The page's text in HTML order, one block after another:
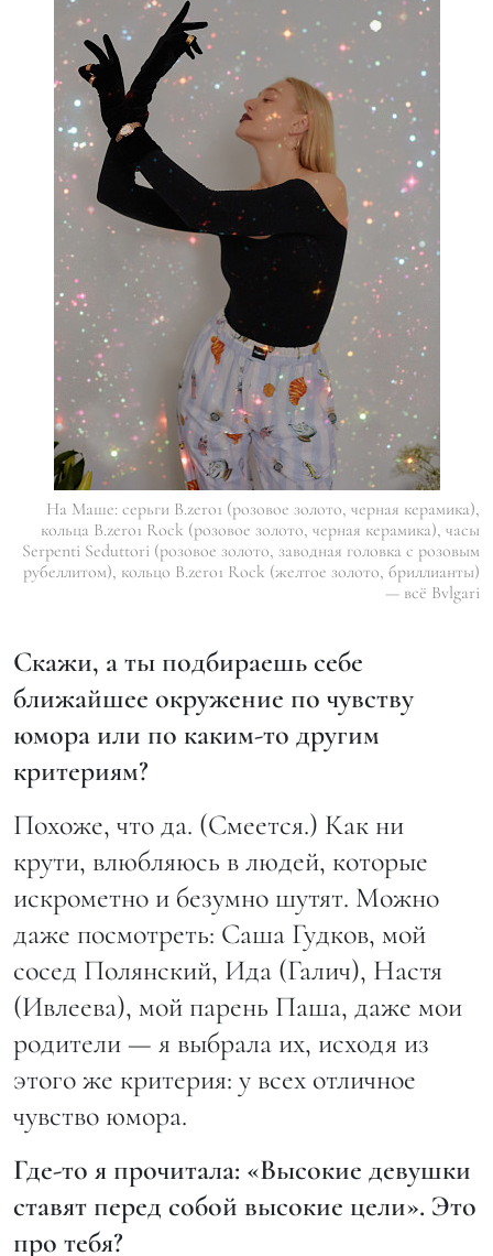
На Маше: серьги B.zero1 (розовое золото, черная керамика),
кольца B.zero1 Rock (розовое золото, черная керамика), часы
Serpenti Seduttori (розовое золото, заводная головка с розовым
рубеллитом), кольцо B.zero1 Rock (желтое золото, бриллианты)
— всё Bvlgari
Скажи, а ты подбираешь себе
ближайшее окружение по чувству
юмора или по каким-то другим
критериям?
Похоже, что да. (Смеется.) Как ни
крути, влюбляюсь в людей, которые
искрометно и безумно шутят. Можно
даже посмотреть: Саша Гудков, мой
сосед Полянский, Ида (Галич), Настя
(Ивлеева), мой парень Паша, даже мои
родители — я выбрала их, исходя из
этого же критерия: у всех отличное
чувство юмора.
Где-то я прочитала: «Высокие девушки
ставят перед собой высокие цели». Это
про тебя?